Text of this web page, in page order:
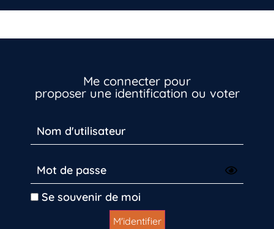
Me connecter pour
proposer une identification ou voter
Se souvenir de moi